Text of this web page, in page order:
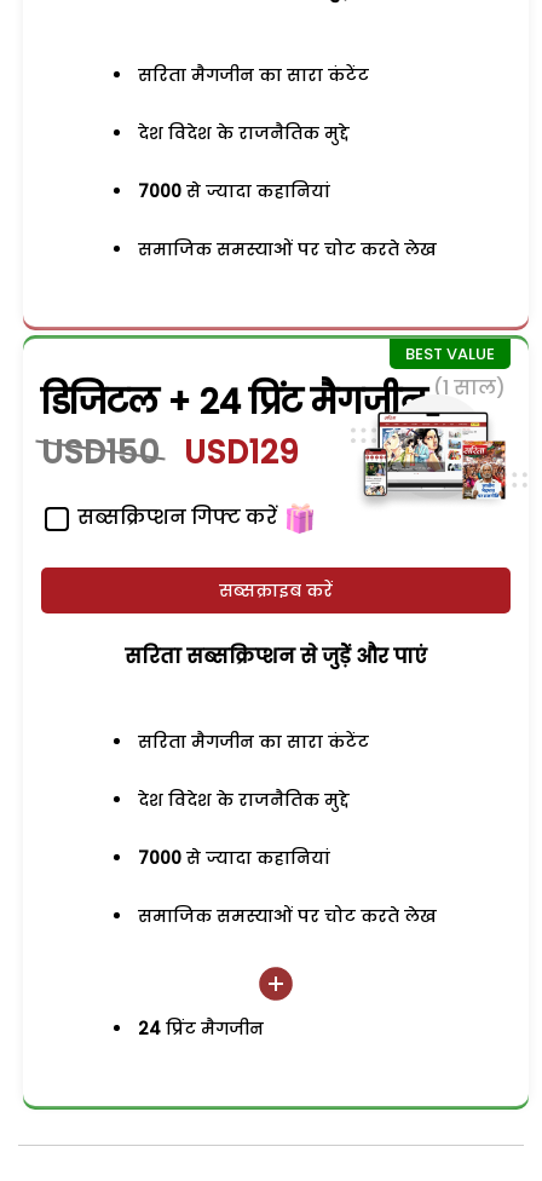
सरिता मैगजीन का सारा कंटेंट
देश विदेश के राजनैतिक मुद्दे
7000 से ज्यादा कहानियां
समाजिक समस्याओं पर चोट करते लेख
डिजिटल + 24 प्रिंट मैगजीन (1 साल)
USD150 USD129
सब्सक्रिप्शन गिफ्ट करें
सब्सक्राइब करें
सरिता सब्सक्रिप्शन से जुड़ेें और पाएं
सरिता मैगजीन का सारा कंटेंट
देश विदेश के राजनैतिक मुद्दे
7000 से ज्यादा कहानियां
समाजिक समस्याओं पर चोट करते लेख
24 प्रिंट मैगजीन